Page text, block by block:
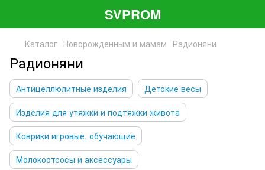
SVPROM
Каталог Новорожденным и мамам Радионяни
Радионяни
Антицеллюлитные изделия
Детские весы
Изделия для утяжки и подтяжки живота
Коврики игровые, обучающие
Молокоотсосы и аксессуары